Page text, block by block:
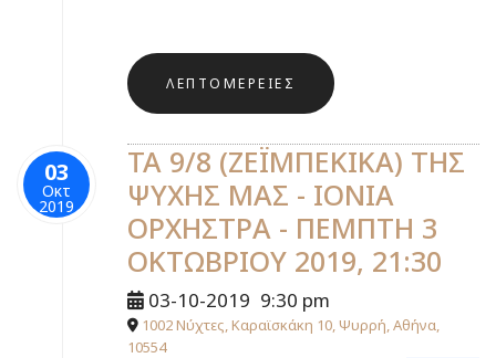
ΛΕΠΤΟΜΈΡΕΙΕΣ
03
Οκτ
2019
ΤΑ 9/8 (ΖΕΪΜΠΕΚΙΚΑ) ΤΗΣ
ΨΥΧΗΣ ΜΑΣ - ΙΟΝΙΑ
ΟΡΧΗΣΤΡΑ - ΠΕΜΠΤΗ 3
ΟΚΤΩΒΡΙΟΥ 2019, 21:30
03-10-2019 9:30 pm
1002 Νύχτες, Καραϊσκάκη 10, Ψυρρή, Αθήνα,
10554